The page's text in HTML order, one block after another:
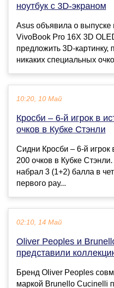
ноутбук с 3D-экраном
Asus объявила о выпуске
VivoBook Pro 16X 3D
предложить 3D-картинку,
никаких специальных
10:20, 10 Май
Кросби – 6-й игрок в
очков в Кубке Стэнли
Сидни Кросби – 6-й
200 очков в Кубке
набрал 3 (1+2) балла в
первого рау...
02:10, 14 Май
Oliver Peoples и
представили
Бренд Oliver Peoples
маркой Brunello Cucinelli